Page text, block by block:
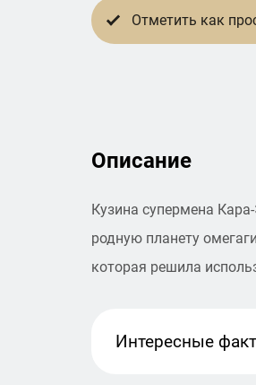
Отметить как
Описание
Кузина супермена
родную планету
которая решила
Интересные